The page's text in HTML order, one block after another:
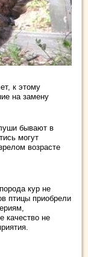
к этому
на замену
бывают в
могут
возрасте
кур не
птицы приобрели
качество не